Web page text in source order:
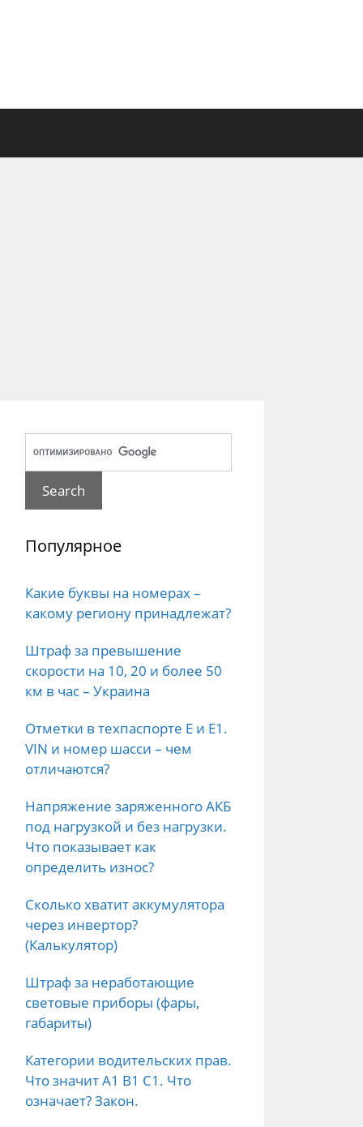
Популярное
Какие буквы на номерах –
какому региону принадлежат?
Штраф за превышение
скорости на 10, 20 и более 50
км в час – Украина
Отметки в техпаспорте E и E1.
VIN и номер шасси – чем
отличаются?
Напряжение заряженного АКБ
под нагрузкой и без нагрузки.
Что показывает как
определить износ?
Сколько хватит аккумулятора
через инвертор?
(Калькулятор)
Штраф за неработающие
световые приборы (фары,
габариты)
Категории водительских прав.
Что значит А1 B1 C1. Что
означает? Закон.